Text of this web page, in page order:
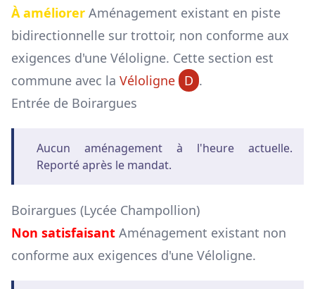
À améliorer Aménagement existant en piste
bidirectionnelle sur trottoir, non conforme aux
exigences d'une Véloligne. Cette section est
commune avec la Véloligne D .
Entrée de Boirargues
Aucun aménagement à l'heure actuelle.
Reporté après le mandat.
Boirargues (Lycée Champollion)
Non satisfaisant Aménagement existant non
conforme aux exigences d'une Véloligne.